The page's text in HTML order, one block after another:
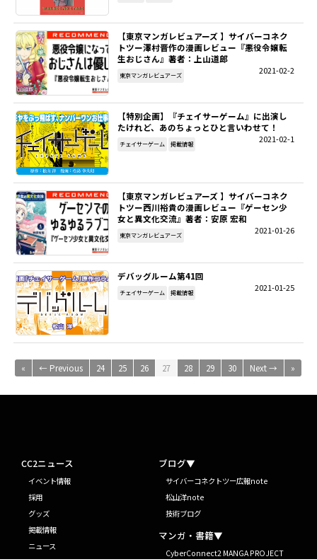
【東京マンガレビュアーズ 】サイバーコネク
トツー澤村晋作の漫画レビュー『悪役令嬢転
生おじさん』著者：上山道郎
2021-02-2
東京マンガレビュアーズ
【特別企画】『チェイサーゲーム』に出演し
たけれど、あのちょっとひと言いわせて！
2021-02-1
チェイサーゲーム 掲載情報
【東京マンガレビュアーズ 】サイバーコネク
トツー西川裕貴の漫画レビュー『ゲーセン少
女と異文化交流』著者：安原 宏和
2021-01-26
東京マンガレビュアーズ
デバッグルーム第41回
2021-01-25
チェイサーゲーム 掲載情報
« ← Previous 24 25 26 27 28 29 30 Next → »
CC2ニュース
イベント情報
採用
グッズ
掲載情報
ニュース
ブログ▼
サイバーコネクトツー広報note
松山洋note
技術ブログ
マンガ・書籍▼
CyberConnect2 MANGA PROJECT